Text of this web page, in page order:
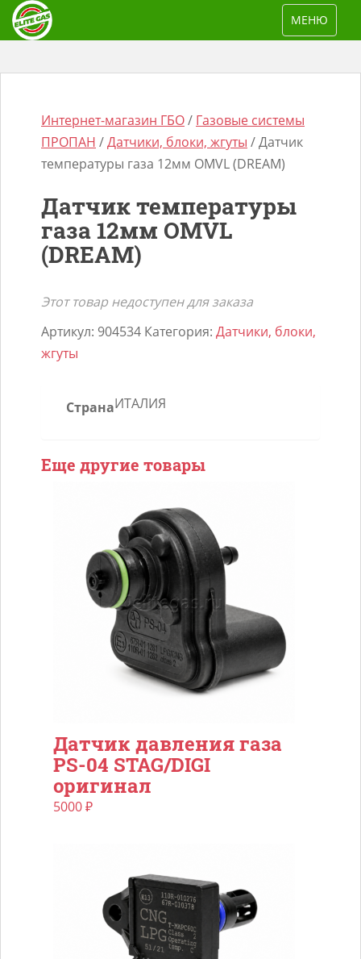
p
TOGGLE
МЕНЮ
Поиск
Интернет-магазин ГБО/ Газовые системы
ПРОПАН /Датчики, блоки, жгуты / Датчик
температуры газа 12мм OMVL (DREAM)
Датчик температуры
газа 12мм OMVL
(DREAM)
Этот товар недоступен для заказа
Артикул: 904534 Категория: Датчики, блоки,
жгуты
СтранаИТАЛИЯ
Еще другие товары
Датчик давления газа
PS-04 STAG/DIGI
оригинал
5000₽